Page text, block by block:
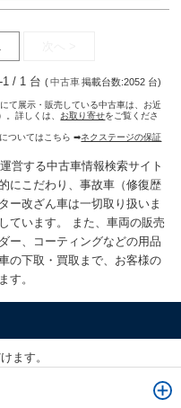
1 / 1 台 (中古車掲載台数:2052 台)
て展示・販売している中古車は、お近
。詳しくは、 お取り寄せをご覧くださ
ついてはこちら ➡ネクステージの保証
営する中古車情報検索サイト
にこだわり、事故車（修復歴
ー改ざん車は一切取り扱いま
ています。 また、車両の販売
ー、コーティングなどの用品
の下取・買取まで、お客様の
す。
ます。